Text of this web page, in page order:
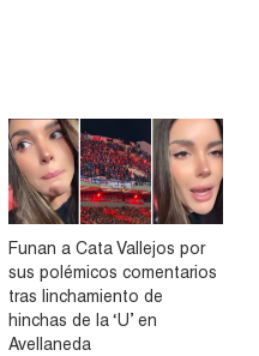
Funan a Cata Vallejos por
sus polémicos comentarios
tras linchamiento de
hinchas de la ‘U’ en
Avellaneda